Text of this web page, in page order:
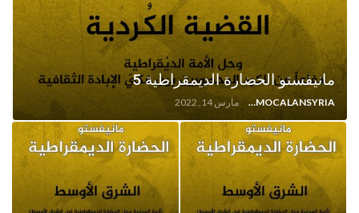
مانيفستو الحضارة الديمقراطية 5
FREEDOMOCALANSYRIA مارس 14, 2022